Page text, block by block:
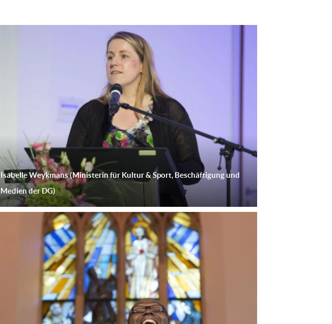
Isabelle Weykmans (Ministerin für Kultur & Sport, Beschäftigung und
Medien der DG)